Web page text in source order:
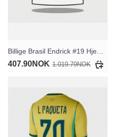
407.90NOK 1.019.79NOK